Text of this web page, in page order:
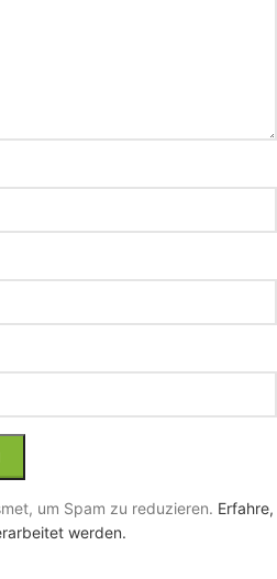
um Spam zu reduzieren. Erfahre,
werden.